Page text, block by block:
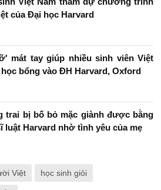
của Đại học Harvard
mát tay giúp nhiều sinh viên Việt
bổng vào ĐH Harvard, Oxford
trai bị bố bỏ mặc giành được bằng
luật Harvard nhờ tình yêu của mẹ
Việt học sinh giỏi